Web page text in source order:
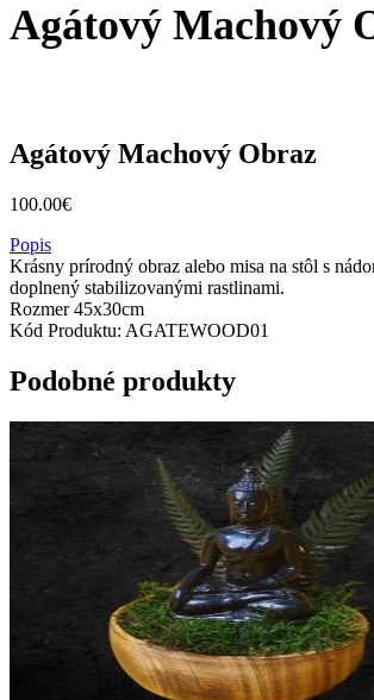
Agátový Machový
Agátový Machový Obraz
100.00€
Popis
Krásny prírodný obraz alebo misa na stôl s
doplnený stabilizovanými rastlinami.
Rozmer 45x30cm
Kód Produktu: AGATEWOOD01
Podobné produkty